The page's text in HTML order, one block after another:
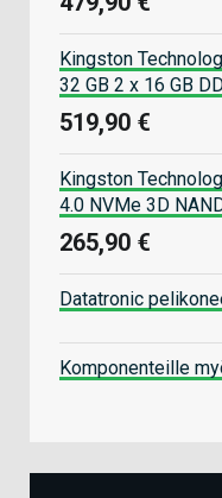
Kingston
32 GB 2 x 16 GB
519,90 €
Kingston
4.0 NVMe 3D
265,90 €
Datatronic
Komponenteille